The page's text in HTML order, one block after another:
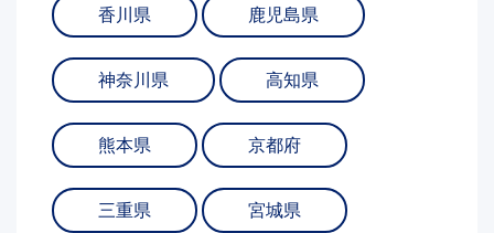
香川県 鹿児島県
神奈川県 高知県
熊本県 京都府
三重県 宮城県